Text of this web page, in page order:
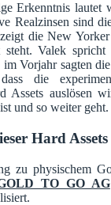
Erkenntnis lautet
Realzinsen sind
die New Yorker
Valek spricht
Vorjahr sagten
die
Assets auslösen
und so weiter geht.
Hard
zu physischem
TO GO AG